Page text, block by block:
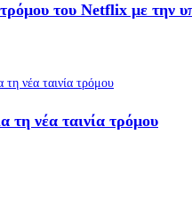
του Netflix με την
τη νέα ταινία τρόμου